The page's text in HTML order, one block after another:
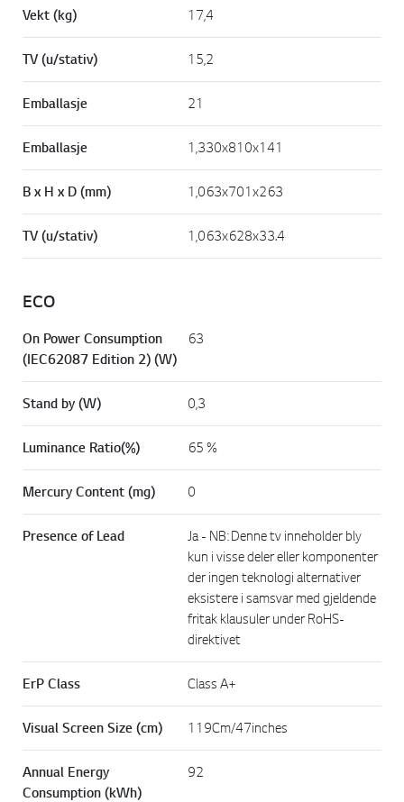
Vekt (kg) 17,4
TV (u/stativ) 15,2
Emballasje 21
Emballasje 1,330x810x141
B x H x D (mm) 1,063x701x263
TV (u/stativ) 1,063x628x33.4
ECO
On Power Consumption
(IEC62087 Edition 2) (W)
63
Stand by (W) 0,3
Luminance Ratio(%) 65 %
Mercury Content (mg) 0
Presence of Lead
Ja - NB: Denne tv inneholder bly
kun i visse deler eller komponenter
der ingen teknologi alternativer
eksistere i samsvar med gjeldende
fritak klausuler under RoHS-
direktivet
ErP Class Class A+
Visual Screen Size (cm) 119Cm/47inches
Annual Energy
Consumption (kWh)
92